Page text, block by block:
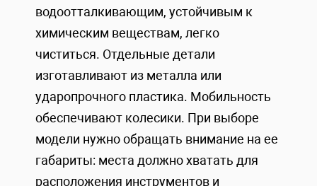
водоотталкивающим, устойчивым к
химическим веществам, легко
чиститься. Отдельные детали
изготавливают из металла или
ударопрочного пластика. Мобильность
обеспечивают колесики. При выборе
модели нужно обращать внимание на ее
габариты: места должно хватать для
расположения инструментов и